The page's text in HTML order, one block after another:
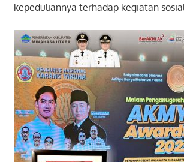
kepeduliannya terhadap kegiatan